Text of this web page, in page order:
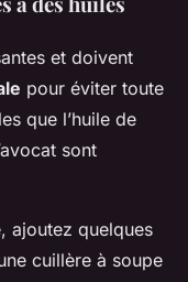
et doivent
pour éviter toute
que l’huile de
sont
ajoutez quelques
cuillère à soupe